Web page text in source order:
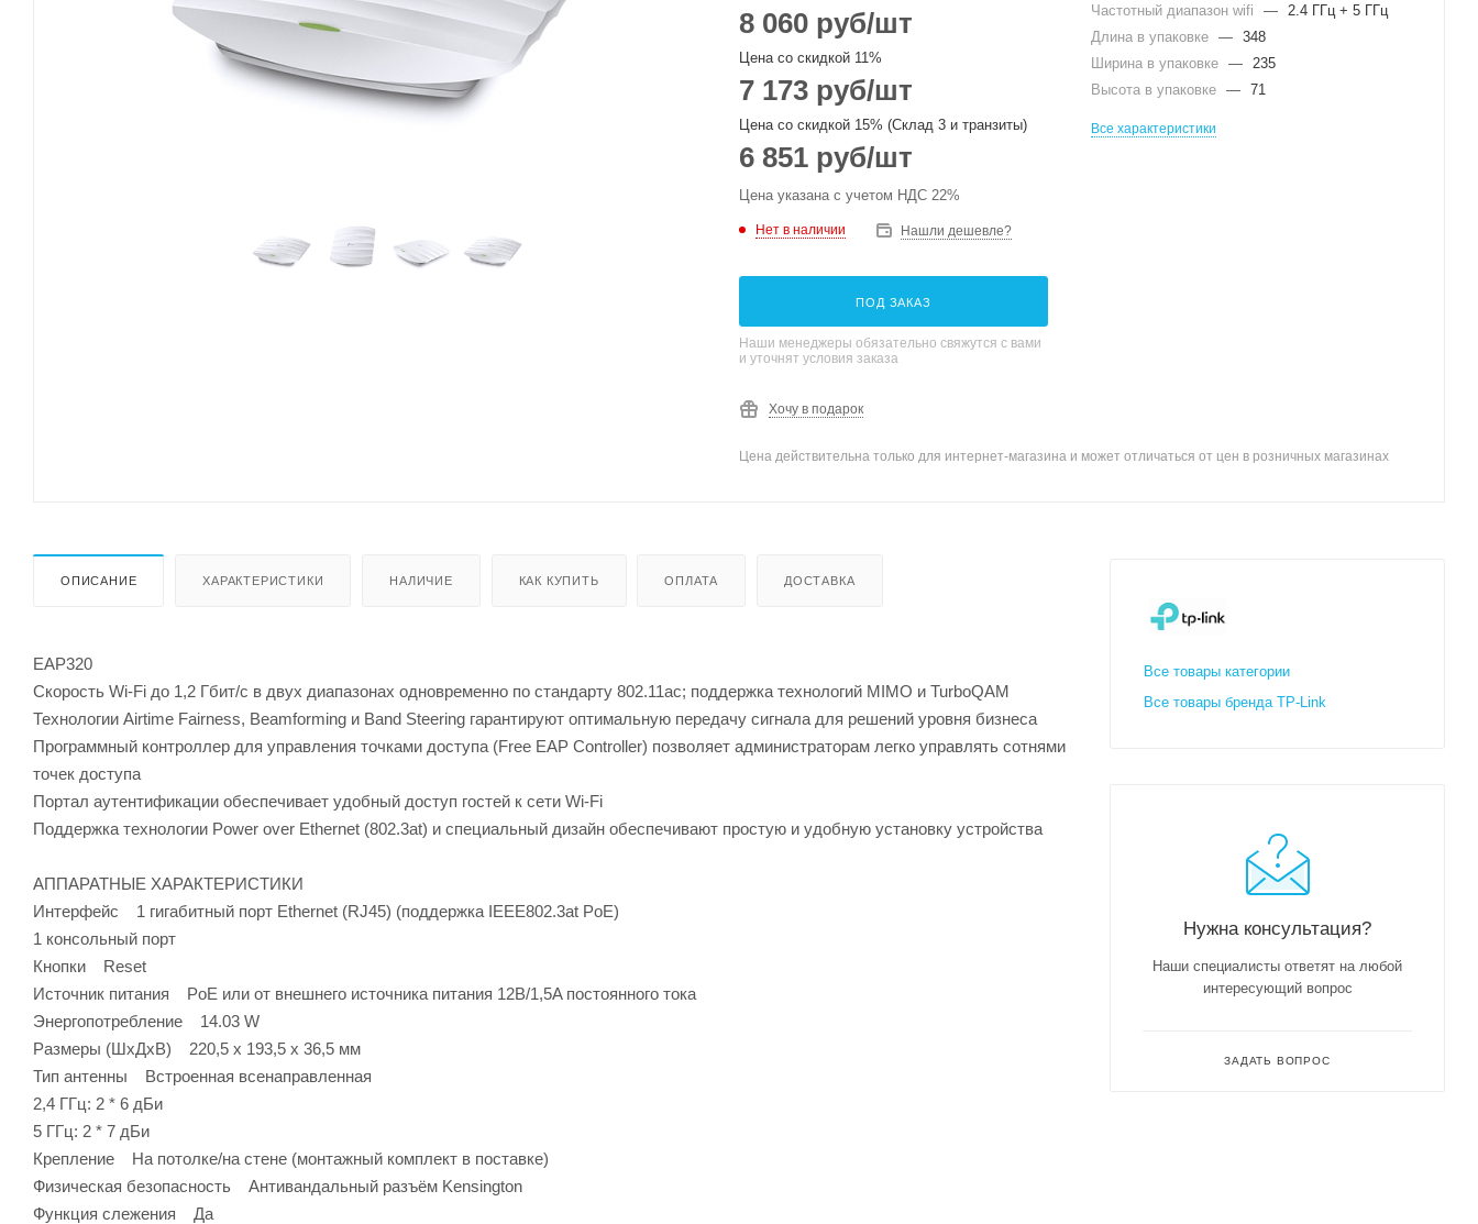
8 060 руб/шт
Цена со скидкой 11%
7 173 руб/шт
Цена со скидкой 15% (Склад 3 и транзиты)
6 851 руб/шт
Цена указана с учетом НДС 22%
Нет в наличии Нашли дешевле?
ПОД ЗАКАЗ
Наши менеджеры обязательно свяжутся с вами
и уточнят условия заказа
Хочу в подарок
Частотный диапазон wifi
—
2.4 ГГц + 5 ГГц
Длина в упаковке — 348
Ширина в упаковке —
235
Высота в упаковке — 71
Все характеристики
Цена действительна только для интернет-магазина и может отличаться от цен в розничных магазинах
ОПИСАНИЕ ХАРАКТЕРИСТИКИ НАЛИЧИЕ КАК КУПИТЬ ОПЛАТА ДОСТАВКА
EAP320
Скорость Wi-Fi до 1,2 Гбит/с в двух диапазонах одновременно по стандарту 802.11ac; поддержка технологий MIMO и TurboQAM
Технологии Airtime Fairness, Beamforming и Band Steering гарантируют оптимальную передачу сигнала для решений уровня бизнеса
Программный контроллер для управления точками доступа (Free EAP Controller) позволяет администраторам легко управлять сотнями
точек доступа
Портал аутентификации обеспечивает удобный доступ гостей к сети Wi-Fi
Поддержка технологии Power over Ethernet (802.3at) и специальный дизайн обеспечивают простую и удобную установку устройства
АППАРАТНЫЕ ХАРАКТЕРИСТИКИ
Интерфейс 1 гигабитный порт Ethernet (RJ45) (поддержка IEEE802.3at PoE)
1 консольный порт
Кнопки Reset
Источник питания PoE или от внешнего источника питания 12В/1,5A постоянного тока
Энергопотребление 14.03 W
Размеры (ШхДхВ) 220,5 х 193,5 х 36,5 мм
Тип антенны Встроенная всенаправленная
2,4 ГГц: 2 * 6 дБи
5 ГГц: 2 * 7 дБи
Крепление На потолке/на стене (монтажный комплект в поставке)
Физическая безопасность Антивандальный разъём Kensington
Функция слежения Да
Все товары категории
Все товары бренда TP-Link
Нужна консультация?
Наши специалисты ответят на любой
интересующий вопрос
ЗАДАТЬ ВОПРОС